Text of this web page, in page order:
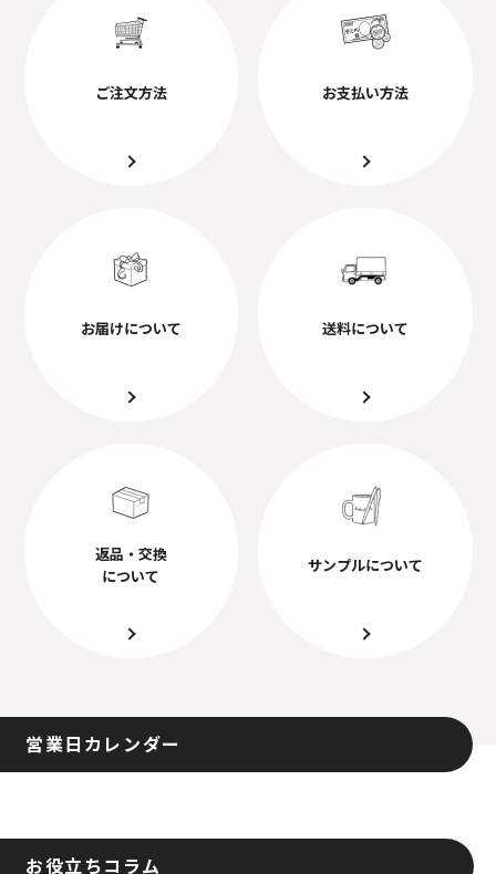
ご注文方法 お支払い方法
お届けについて 送料について
返品・交換
について
サンプルについて
営業日カレンダー
お役立ちコラム